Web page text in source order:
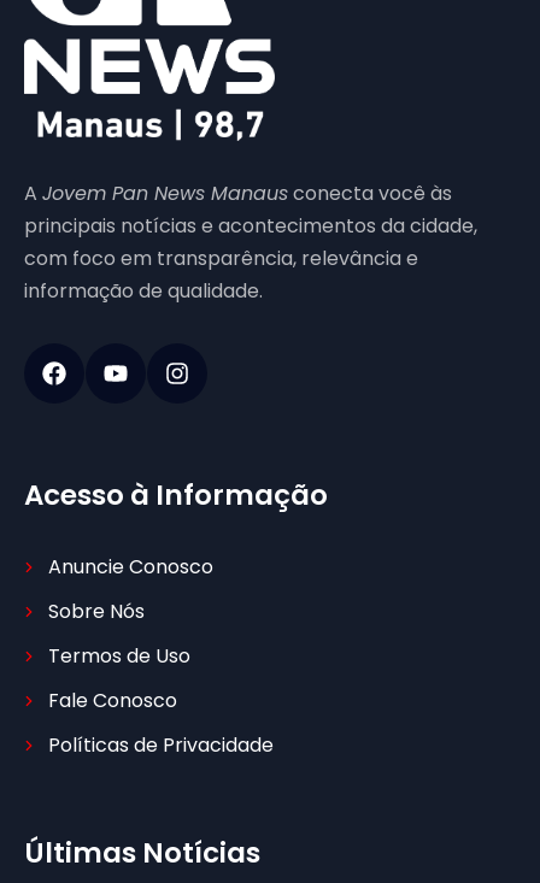
A Jovem Pan News Manausconecta você às
principais notícias e acontecimentos da cidade,
com foco em transparência, relevância e
informação de qualidade.
Acesso à Informação
Anuncie Conosco
Sobre Nós
Termos de Uso
Fale Conosco
Políticas de Privacidade
Últimas Notícias